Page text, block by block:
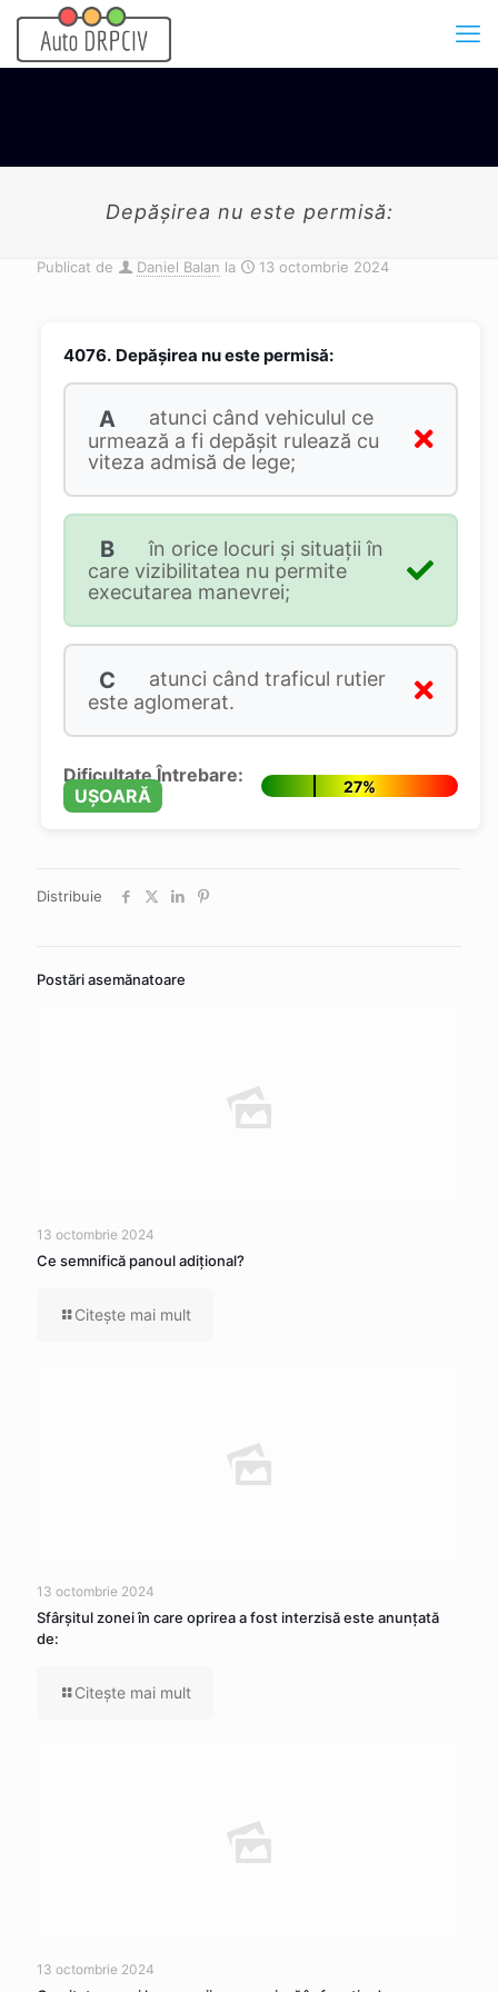
Depășirea nu este permisă:
Publicat de Daniel Balan la 13 octombrie 2024
4076. Depășirea nu este permisă:
A
atunci când vehiculul ce
urmează a fi depășit rulează cu
viteza admisă de lege;
B
în orice locuri și situații în
care vizibilitatea nu permite
executarea manevrei;
C
atunci când traficul rutier
este aglomerat.
Dificultate Întrebare:
UȘOARĂ
27%
Distribuie
Postări asemănatoare
13 octombrie 2024
Ce semnifică panoul adițional?
Citeşte mai mult
13 octombrie 2024
Sfârșitul zonei în care oprirea a fost interzisă este anunțată
de:
Citeşte mai mult
13 octombrie 2024